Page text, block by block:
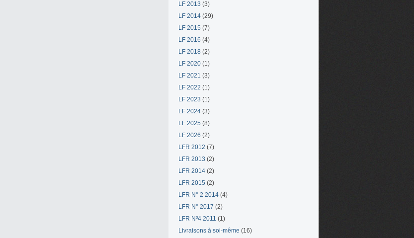
LF 2013 (3)
LF 2014 (29)
LF 2015 (7)
LF 2016 (4)
LF 2018 (2)
LF 2020 (1)
LF 2021 (3)
LF 2022 (1)
LF 2023 (1)
LF 2024 (3)
LF 2025 (8)
LF 2026 (2)
LFR 2012 (7)
LFR 2013 (2)
LFR 2014 (2)
LFR 2015 (2)
LFR N° 2 2014 (4)
LFR N° 2017 (2)
LFR Nº4 2011 (1)
Livraisons à soi-même (16)